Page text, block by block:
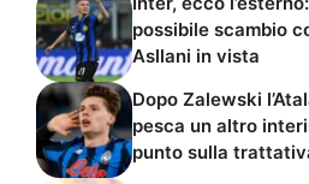
possibile scambio
Asllani in vista
Dopo Zalewski
pesca un altro
punto sulla